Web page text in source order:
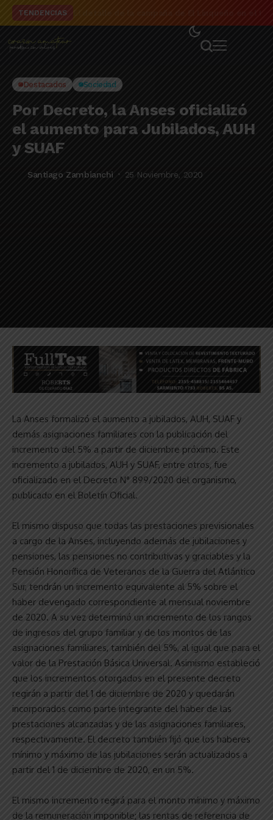
TENDENCIAS
Destacados Sociedad
Por Decreto, la Anses oficializó
el aumento para Jubilados, AUH
y SUAF
Santiago Zambianchi 25 Noviembre, 2020
La Anses formalizó el aumento a jubilados, AUH, SUAF y
demás asignaciones familiares con la publicación del
incremento del 5% a partir de diciembre próximo. Este
incremento a jubilados, AUH y SUAF, entre otros, fue
oficializado en el Decreto N° 899/2020 del organismo,
publicado en el Boletín Oficial.
El mismo dispuso que todas las prestaciones previsionales
a cargo de la Anses, incluyendo además de jubilaciones y
pensiones, las pensiones no contributivas y graciables y la
Pensión Honorífica de Veteranos de la Guerra del Atlántico
Sur, tendrán un incremento equivalente al 5% sobre el
haber devengado correspondiente al mensual noviembre
de 2020. A su vez determinó un incremento de los rangos
de ingresos del grupo familiar y de los montos de las
asignaciones familiares, también del 5%, al igual que para el
valor de la Prestación Básica Universal. Asimismo estableció
que los incrementos otorgados en el presente decreto
regirán a partir del 1 de diciembre de 2020 y quedarán
incorporados como parte integrante del haber de las
prestaciones alcanzadas y de las asignaciones familiares,
respectivamente. El decreto también fijó que los haberes
mínimo y máximo de las jubilaciones serán actualizados a
partir del 1 de diciembre de 2020, en un 5%.
El mismo incremento regirá para el monto mínimo y máximo
de la remuneración imponible; las rentas de referencia de